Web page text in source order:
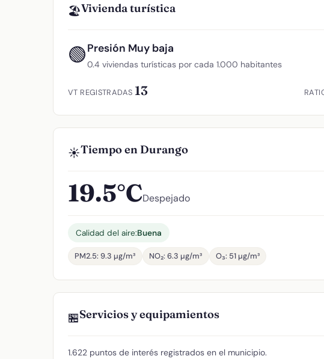
🏖️Vivienda turística
🟢Presión Muy baja
0.4 viviendas turísticas por cada 1.000 habitantes
VT REGISTRADAS 13
☀️Tiempo en Durango
19.5°CDespejado
Calidad del aire:Buena
PM2.5: 9.3 µg/m³ NO₂: 6.3 µg/m³ O₃: 51 µg/m³
🏪Servicios y equipamientos
1.622 puntos de interés registrados en el municipio.